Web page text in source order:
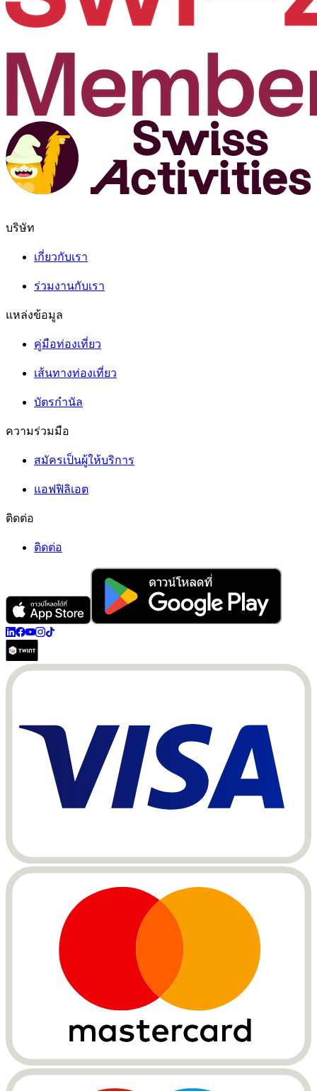
บริษัท
เกี่ยวกับเรา
ร่วมงานกับเรา
แหล่งข้อมูล
คู่มือท่องเที่ยว
เส้นทางท่องเที่ยว
บัตรกำนัล
ความร่วมมือ
สมัครเป็นผู้ให้บริการ
แอฟฟิลิเอต
ติดต่อ
ติดต่อ